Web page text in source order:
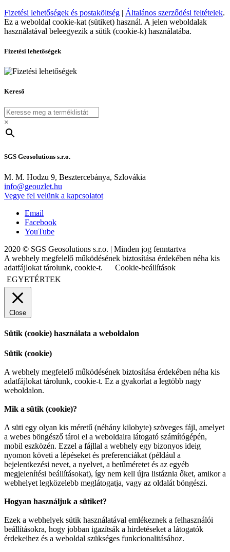
Fizetési lehetőségek és postaköltség | Általános szerződési feltételek.
Ez a weboldal cookie-kat (sütiket) használ. A jelen weboldalak
használatával beleegyezik a sütik (cookie-k) használatába.
Fizetési lehetőségek
Kereső
×
SGS Geosolutions s.r.o.
M. M. Hodzu 9, Besztercebánya, Szlovákia
info@geouzlet.hu
Vegye fel velünk a kapcsolatot
Email
Facebook
YouTube
2020 © SGS Geosolutions s.r.o. | Minden jog fenntartva
A webhely megfelelő működésének biztosítása érdekében néha kis
adatfájlokat tárolunk, cookie-t.
Cookie-beállítások
EGYETÉRTEK
Close
Sütik (cookie) használata a weboldalon
Sütik (cookie)
A webhely megfelelő működésének biztosítása érdekében néha kis
adatfájlokat tárolunk, cookie-t. Ez a gyakorlat a legtöbb nagy
weboldalon.
Mik a sütik (cookie)?
A süti egy olyan kis méretű (néhány kilobyte) szöveges fájl, amelyet
a webes böngésző tárol el a weboldalra látogató számítógépén,
mobil eszközén. Ezzel a fájllal a webhely egy bizonyos ideig
nyomon követi a lépéseket és preferenciákat (például a
bejelentkezési nevet, a nyelvet, a betűméretet és az egyéb
megjelenítési beállításokat), így nem kell újra listáznia őket, amikor a
webhelyet legközelebb meglátogatja, vagy az oldalát böngészi.
Hogyan használjuk a sütiket?
Ezek a webhelyek sütik használatával emlékeznek a felhasználói
beállításokra, hogy jobban igazítsák a hirdetéseket a látogatók
érdekeihez és a weboldal szükséges funkcionalitásához.